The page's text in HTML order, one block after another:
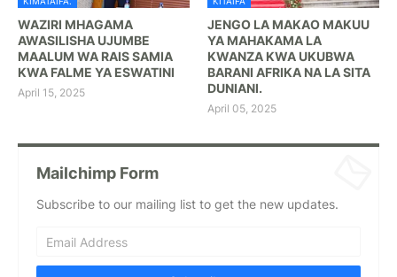
WAZIRI MHAGAMA
AWASILISHA UJUMBE
MAALUM WA RAIS SAMIA
KWA FALME YA ESWATINI
April 15, 2025
JENGO LA MAKAO MAKUU
YA MAHAKAMA LA
KWANZA KWA UKUBWA
BARANI AFRIKA NA LA SITA
DUNIANI.
April 05, 2025
Mailchimp Form
Subscribe to our mailing list to get the new updates.